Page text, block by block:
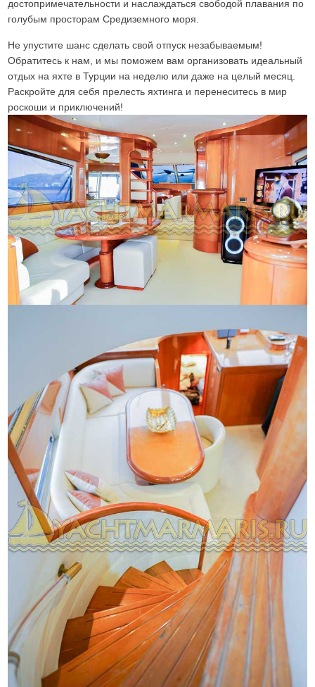
достопримечательности и наслаждаться свободой плавания по
голубым просторам Средиземного моря.
Не упустите шанс сделать свой отпуск незабываемым!
Обратитесь к нам, и мы поможем вам организовать идеальный
отдых на яхте в Турции на неделю или даже на целый месяц.
Раскройте для себя прелесть яхтинга и перенеситесь в мир
роскоши и приключений!